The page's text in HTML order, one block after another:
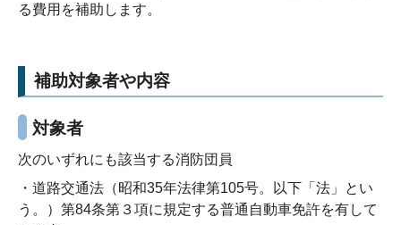
る費用を補助します。
補助対象者や内容
対象者
次のいずれにも該当する消防団員
・道路交通法（昭和35年法律第105号。以下「法」とい
う。）第84条第３項に規定する普通自動車免許を有して